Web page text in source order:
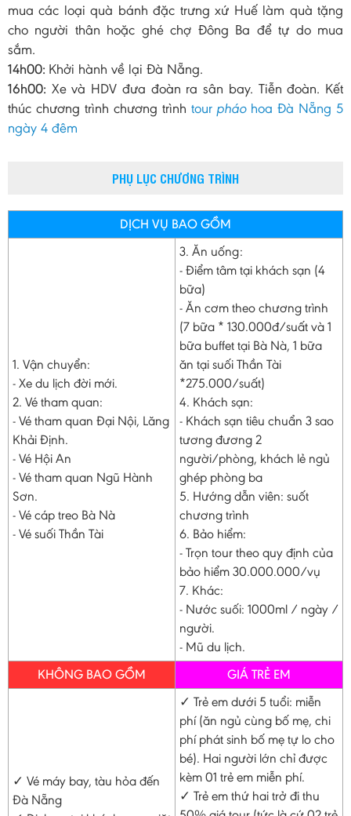
mua các loại quà bánh đặc trưng xứ Huế làm quà tặng
cho người thân hoặc ghé chợ Đông Ba để tự do mua
sắm.
14h00: Khởi hành về lại Đà Nẵng.
16h00: Xe và HDV đưa đoàn ra sân bay. Tiễn đoàn. Kết
thúc chương trình chương trình tourpháo hoa Đà Nẵng 5
ngày 4 đêm
PHỤ LỤC CHƯƠNG TRÌNH
DỊCH VỤ BAO GỒM
1. Vận chuyển:
- Xe du lịch đời mới.
2. Vé tham quan:
- Vé tham quan Đại Nội, Lăng
Khải Định.
- Vé Hội An
- Vé tham quan Ngũ Hành
Sơn.
- Vé cáp treo Bà Nà
- Vé suối Thần Tài
3. Ăn uống:
- Điểm tâm tại khách sạn (4
bữa)
- Ăn cơm theo chương trình
(7 bữa * 130.000đ/suất và 1
bữa buffet tại Bà Nà, 1 bữa
ăn tại suối Thần Tài
*275.000/suất)
4. Khách sạn:
- Khách sạn tiêu chuẩn 3 sao
tương đương 2
người/phòng, khách lẻ ngủ
ghép phòng ba
5. Hướng dẫn viên: suốt
chương trình
6. Bảo hiểm:
- Trọn tour theo quy định của
bảo hiểm 30.000.000/vụ
7. Khác:
- Nước suối: 1000ml / ngày /
người.
- Mũ du lịch.
KHÔNG BAO GỒM
GIÁ TRẺ EM
✓ Vé máy bay, tàu hỏa đến
Đà Nẵng
✓ Trẻ em dưới 5 tuổi: miễn
phí (ăn ngủ cùng bố mẹ, chi
phí phát sinh bố mẹ tự lo cho
bé). Hai người lớn chỉ được
kèm 01 trẻ em miễn phí.
✓ Trẻ em thứ hai trở đi thu